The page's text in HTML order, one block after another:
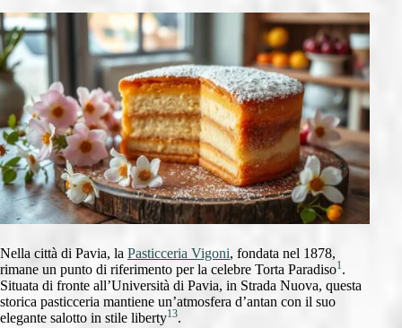
Nella città di Pavia, la Pasticceria Vigoni, fondata nel 1878,
rimane un punto di riferimento per la celebre Torta Paradiso1.
Situata di fronte all’Università di Pavia, in Strada Nuova, questa
storica pasticceria mantiene un’atmosfera d’antan con il suo
elegante salotto in stile liberty13.